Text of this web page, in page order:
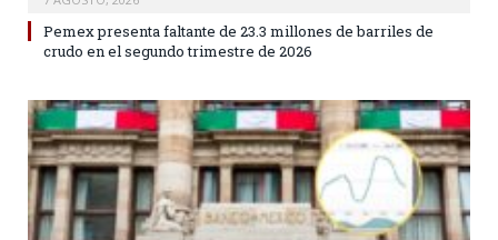
Pemex presenta faltante de 23.3 millones de barriles de
crudo en el segundo trimestre de 2026